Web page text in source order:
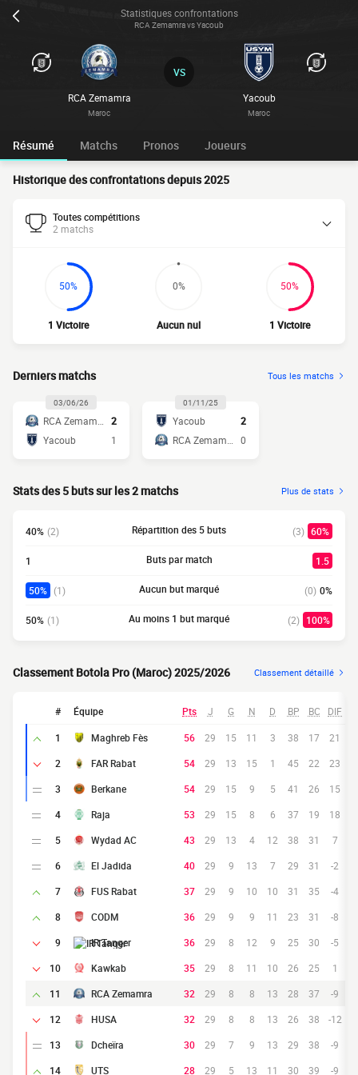
Statistiques confrontations
RCA Zemamra vs Yacoub
RCA Zemamra
Maroc
Yacoub
Maroc
VS
Résumé Matchs Pronos Joueurs
Historique des confrontations depuis 2025
Toutes compétitions
2 matchs
50%
1 Victoire
0%
Aucun nul
50%
1 Victoire
Derniers matchs Tous les matchs
03/06/26
2
Yacoub
1
01/11/25
Yacoub
2
0
Stats des 5 buts sur les 2 matchs Plus de stats
40% (2) Répartition des 5 buts (3) 60%
1 Buts par match 1.5
50% (1) Aucun but marqué (0) 0%
50% (1) Au moins 1 but marqué (2) 100%
Classement Botola Pro (Maroc) 2025/2026 Classement détaillé
# Équipe Pts J G N D BP BC DIF
1 Maghreb Fès 56 29 15 11 3 38 17
21
2
FAR Rabat 54 29 13 15 1 45 22
23
3
Berkane 54 29 15 9 5 41 26
15
4
Raja 53 29 15 8 6 37 19
18
5
Wydad AC 43 29 13 4 12 38 31
7
6
El Jadida 40 29 9 13 7 29 31
-2
7
FUS Rabat 37 29 9 10 10 31 35
-4
8
CODM 36 29 9 9 11 23 31
-8
9
IR Tanger 36 29 8 12 9 25 30
-5
10
Kawkab 35 29 8 11 10 26 25
1
11
RCA Zemamra 32 29 8 8 13 28 37
-9
12
HUSA 32 29 8 8 13 26 38
-12
13
Dcheïra 30 29 7 9 13 29 38
-9
14
UTS 28 29 5 13 11 30 39 -9